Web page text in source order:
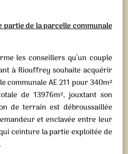
partie de la parcelle communale
les conseillers qu’un couple
à Riouffrey souhaite acquérir
communale AE 211 pour 340m²
de 13976m², jouxtant son
de terrain est débroussaillée
et enclavée entre leur
ceinture la partie exploitée de